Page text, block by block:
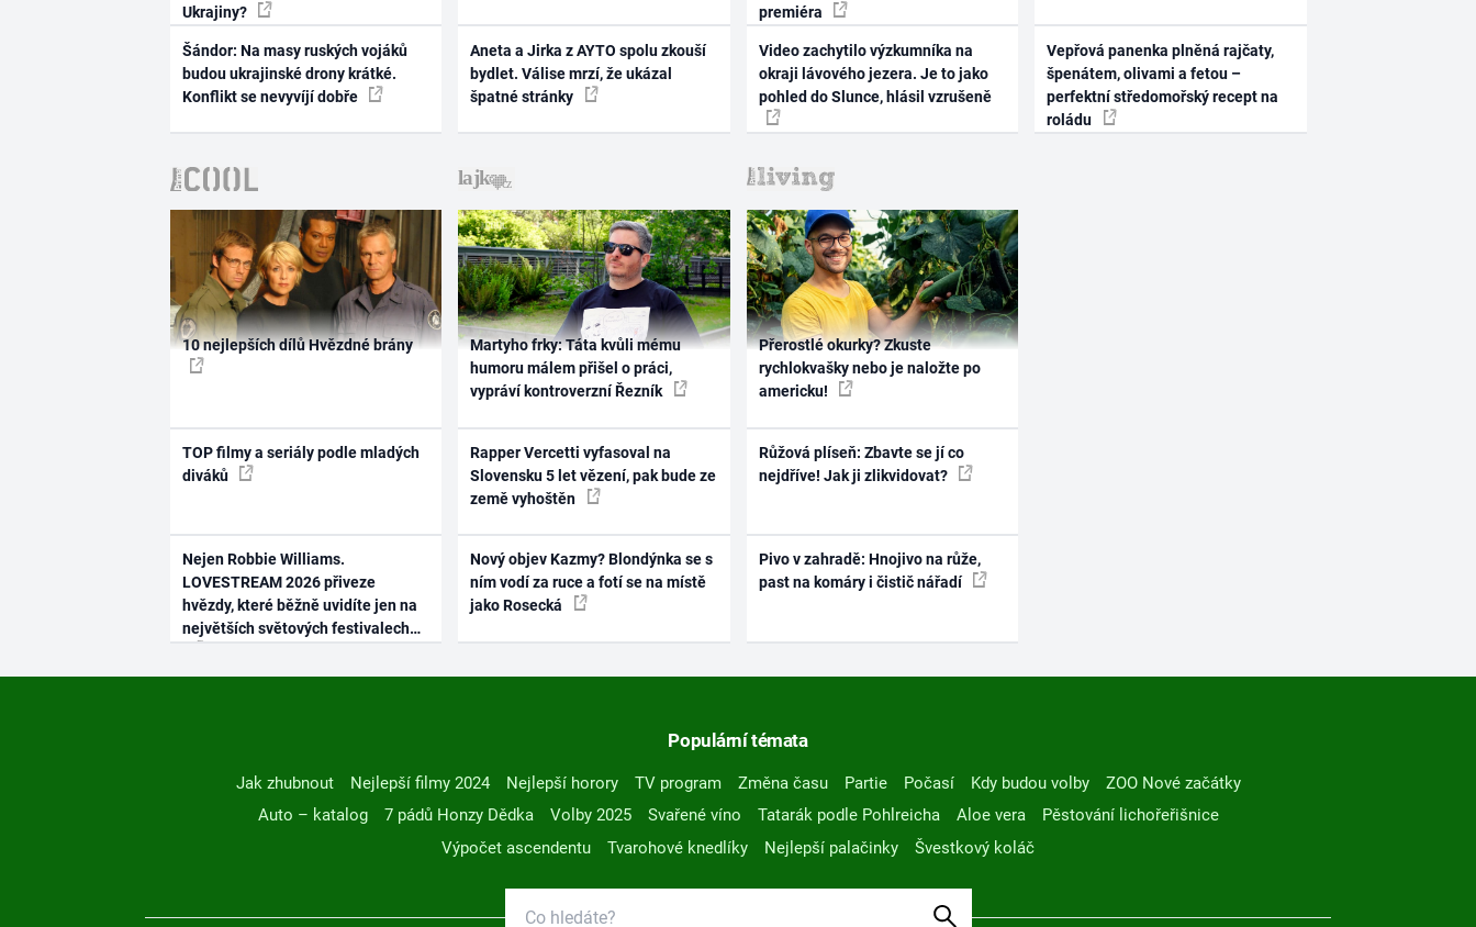
Ukrajiny?
Šándor: Na masy ruských vojáků
budou ukrajinské drony krátké.
Konflikt se nevyvíjí dobře
Aneta a Jirka z AYTO spolu zkouší
bydlet. Válise mrzí, že ukázal
špatné stránky
premiéra
Video zachytilo výzkumníka na
okraji lávového jezera. Je to jako
pohled do Slunce, hlásil vzrušeně
Vepřová panenka plněná rajčaty,
špenátem, olivami a fetou –
perfektní středomořský recept na
roládu
10 nejlepších dílů Hvězdné brány
TOP filmy a seriály podle mladých
diváků
Nejen Robbie Williams.
LOVESTREAM 2026 přiveze
hvězdy, které běžně uvidíte jen na
největších světových festivalech
Martyho frky: Táta kvůli mému
humoru málem přišel o práci,
vypráví kontroverzní Řezník
Rapper Vercetti vyfasoval na
Slovensku 5 let vězení, pak bude ze
země vyhoštěn
Nový objev Kazmy? Blondýnka se s
ním vodí za ruce a fotí se na místě
jako Rosecká
Přerostlé okurky? Zkuste
rychlokvašky nebo je naložte po
americku!
Růžová plíseň: Zbavte se jí co
nejdříve! Jak ji zlikvidovat?
Pivo v zahradě: Hnojivo na růže,
past na komáry i čistič nářadí
Populární témata
Jak zhubnout Nejlepší filmy 2024 Nejlepší horory TV program Změna času Partie Počasí Kdy budou volby
ZOO Nové začátky
Auto – katalog
7 pádů Honzy Dědka Volby 2025 Svařené víno Tatarák podle Pohlreicha Aloe vera
Pěstování lichořeřišnice
Výpočet ascendentu
Tvarohové knedlíky Nejlepší palačinky Švestkový koláč